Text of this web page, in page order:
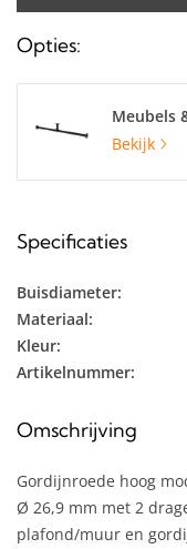
Opties:
Meubels
Bekijk
Specificaties
Buisdiameter:
Materiaal:
Kleur:
Artikelnummer:
Omschrijving
Gordijnroede hoog
Ø 26,9 mm met 2
plafond/muur en